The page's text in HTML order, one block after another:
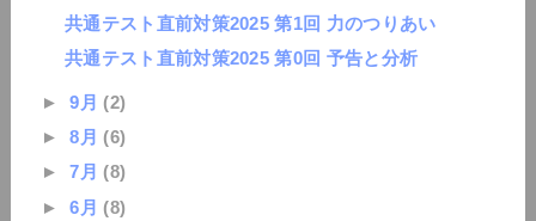
共通テスト直前対策2025 第1回 力のつりあい
共通テスト直前対策2025 第0回 予告と分析
►9月 (2)
►8月 (6)
►7月 (8)
►6月 (8)